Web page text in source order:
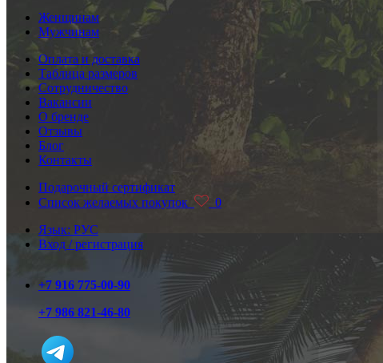
Женщинам
Мужчинам
Оплата и доставка
Таблица размеров
Сотрудничество
Вакансии
О бренде
Отзывы
Блог
Контакты
Подарочный сертификат
Список желаемых покупок
0
Язык: РУС
Вход / регистрация
+7 916 775-00-90
+7 986 821-46-80